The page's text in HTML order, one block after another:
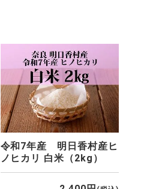
令和7年産 明日香村産ヒ
ノヒカリ 白米（2kg）